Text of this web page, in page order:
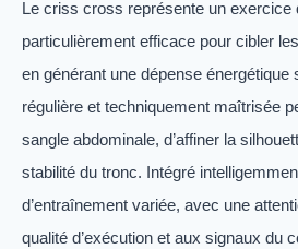
Le criss cross représente un exercice
particulièrement efficace pour cibler
en générant une dépense énergétique
régulière et techniquement maîtrisée
sangle abdominale, d’affiner la
stabilité du tronc. Intégré
d’entraînement variée, avec une
qualité d’exécution et aux signaux du